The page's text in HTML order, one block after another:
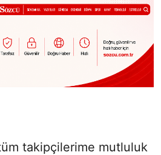
takipçilerime mutluluk